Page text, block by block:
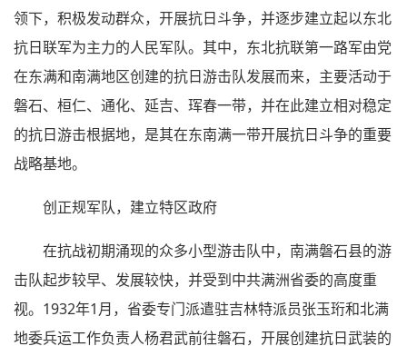
领下，积极发动群众，开展抗日斗争，并逐步建立起以东北
抗日联军为主力的人民军队。其中，东北抗联第一路军由党
在东满和南满地区创建的抗日游击队发展而来，主要活动于
磐石、桓仁、通化、延吉、珲春一带，并在此建立相对稳定
的抗日游击根据地，是其在东南满一带开展抗日斗争的重要
战略基地。
创正规军队，建立特区政府
在抗战初期涌现的众多小型游击队中，南满磐石县的游
击队起步较早、发展较快，并受到中共满洲省委的高度重
视。1932年1月，省委专门派遣驻吉林特派员张玉珩和北满
地委兵运工作负责人杨君武前往磐石，开展创建抗日武装的